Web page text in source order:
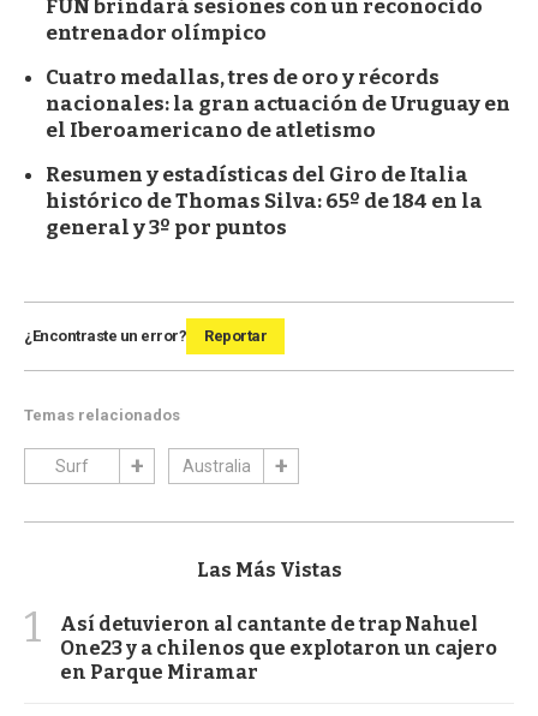
FUN brindará sesiones con un reconocido
entrenador olímpico
Cuatro medallas, tres de oro y récords
nacionales: la gran actuación de Uruguay en
el Iberoamericano de atletismo
Resumen y estadísticas del Giro de Italia
histórico de Thomas Silva: 65º de 184 en la
general y 3º por puntos
¿Encontraste un error? Reportar
Temas relacionados
Surf Australia
Las Más Vistas
1
Así detuvieron al cantante de trap Nahuel
One23 y a chilenos que explotaron un cajero
en Parque Miramar